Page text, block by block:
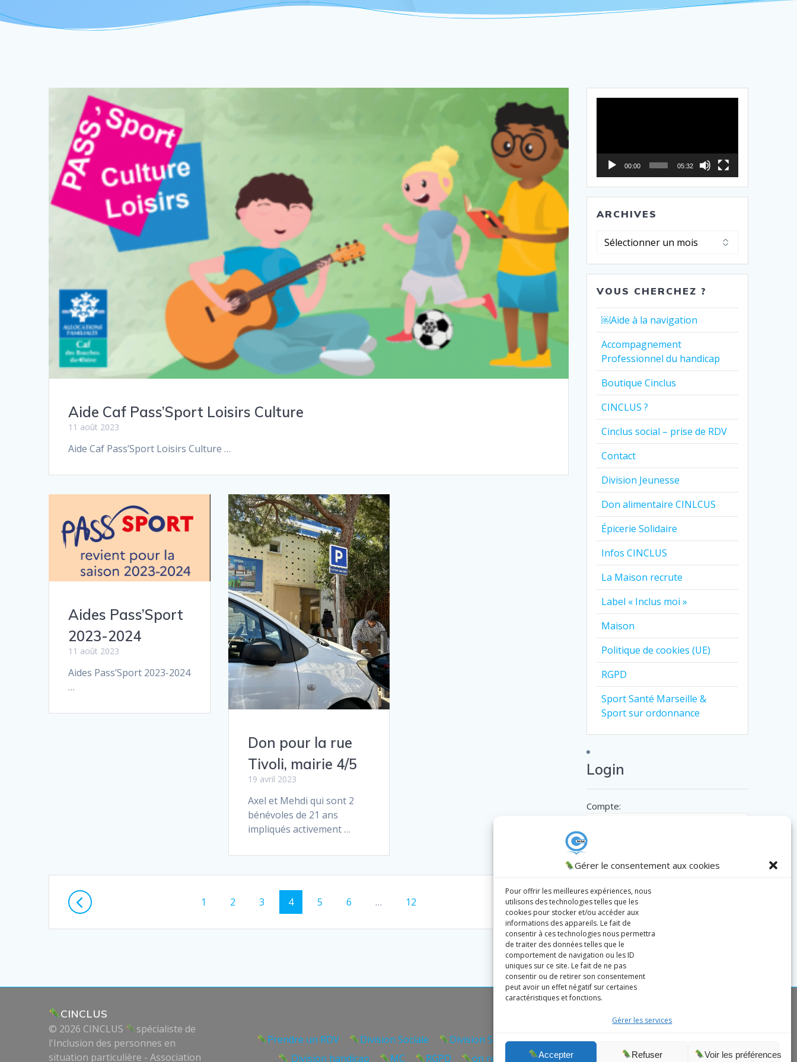
Gérer le consentement aux cookies
Pour offrir les meilleures expériences, nous
utilisons des technologies telles que les
cookies pour stocker et/ou accéder aux
informations des appareils. Le fait de
consentir à ces technologies nous permettra
de traiter des données telles que le
comportement de navigation ou les ID
uniques sur ce site. Le fait de ne pas
consentir ou de retirer son consentement
peut avoir un effet négatif sur certaines
caractéristiques et fonctions.
Gérer les services
Accepter Refuser Voir les préférences
Aide Caf Pass’Sport Loisirs Culture
11 août 2023
Aide Caf Pass’Sport Loisirs Culture …
Aides Pass’Sport
2023-2024
11 août 2023
Aides Pass’Sport 2023-2024
…
Don pour la rue
Tivoli, mairie 4/5
19 avril 2023
Axel et Mehdi qui sont 2
bénévoles de 21 ans
impliqués activement …
Posts
navigation
Page
1 Page
2 Page
3 Page
4 Page
5 Page
6 … Page
12
00:00 05:32
ARCHIVES
Archives
VOUS CHERCHEZ ?
￼Aide à la navigation
Accompagnement
Professionnel du handicap
Boutique Cinclus
CINCLUS ?
Cinclus social – prise de RDV
Contact
Division Jeunesse
Don alimentaire CINLCUS
Épicerie Solidaire
Infos CINCLUS
La Maison recrute
Label « Inclus moi »
Maison
Politique de cookies (UE)
RGPD
Sport Santé Marseille &
Sport sur ordonnance
Login
Compte:
Remember me
Register|
CINCLUS
© 2026 CINCLUS
spécialiste de
l'Inclusion des personnes en
situation particulière - Association
Prendre un RDV Division Sociale
Division Sport Santé
Division handicap
MC RGPD on recrute